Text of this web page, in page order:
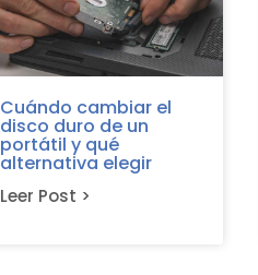
Cuándo cambiar el
disco duro de un
portátil y qué
alternativa elegir
Leer Post >